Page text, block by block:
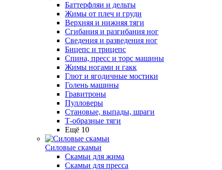
Баттерфляи и дельты
Жимы от плеч и груди
Верхняя и нижняя тяги
Сгибания и разгибания ног
Сведения и разведения ног
Бицепс и трицепс
Спина, пресс и торс машины
Жимы ногами и гакк
Глют и ягодичные мостики
Голень машины
Гравитроны
Пулловеры
Становые, выпады, шраги
Т-образные тяги
Ещё 10
Силовые скамьи
Скамьи для жима
Скамьи для пресса